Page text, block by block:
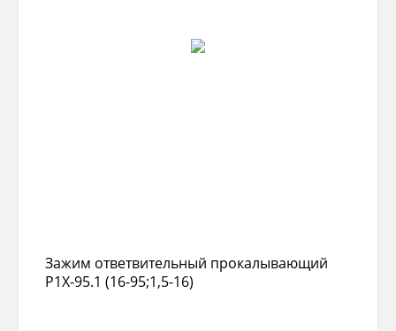
Зажим ответвительный прокалывающий
P1X-95.1 (16-95;1,5-16)